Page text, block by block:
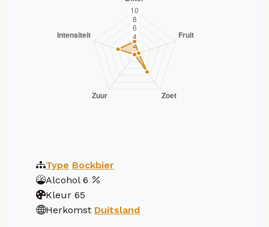
Type Bockbier
Alcohol 6
Kleur 65
Herkomst Duitsland